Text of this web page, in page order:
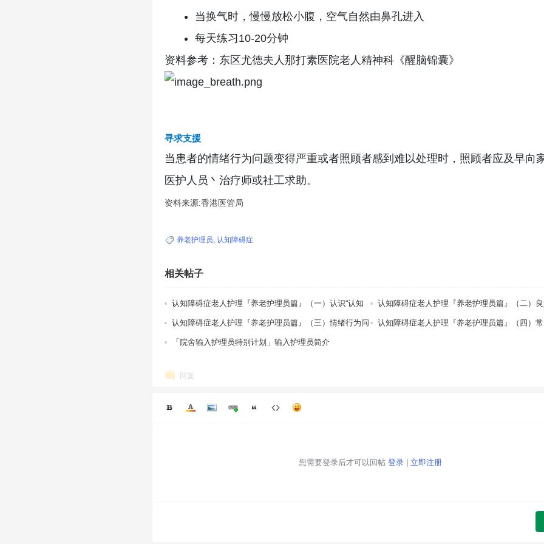
当换气时，慢慢放松小腹，空气自然由鼻孔进入
每天练习10-20分钟
资料参考：东区尤德夫人那打素医院老人精神科《醒脑锦囊》
寻求支援
当患者的情绪行为问题变得严重或者照顾者感到难以处理时，照顾者应及早向
医护人员丶治疗师或社工求助。
资料来源:香港医管局
养老护理员, 认知障碍症
相关帖子
认知障碍症老人护理『养老护理员篇』（一）认识“认知
障碍症”
认知障碍症老人护理『养老护理员篇』（二）
惯
认知障碍症老人护理『养老护理员篇』（三）情绪行为问
题
认知障碍症老人护理『养老护理员篇』（四）
「院舍输入护理员特别计划」输入护理员简介
回复
您需要登录后才可以回帖 登录 立即注册